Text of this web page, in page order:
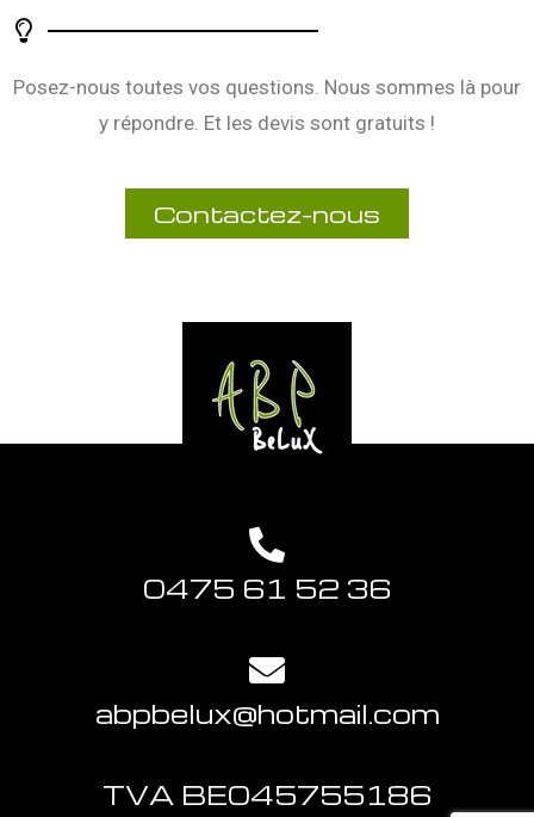
Posez-nous toutes vos questions. Nous sommes là pour
y répondre. Et les devis sont gratuits !
Contactez-nous
0475 61 52 36
abpbelux@hotmail.com
TVA BE045755186